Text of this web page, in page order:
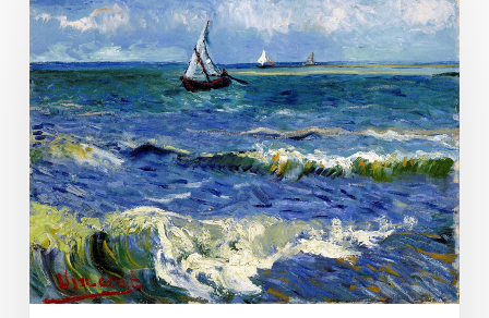
savoir
(12/20)
Devenir
qui
tu
es